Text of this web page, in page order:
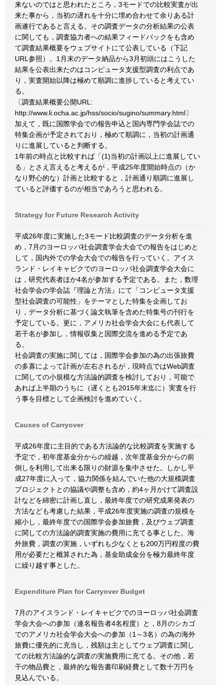
来ないのではと思われたところ，3モードでの比較実査が出
来た事から，当初の遅れを十分に埋め合わせて余りある計
画遂行であると言える。その調査データの分析結果の公表
に関しても，調査協力者への結果フィードバックをも含め
て調査結果概要をウェブサイトにて公表している（下記
URL参照）。1月末のデータ納品から3月初頭にはこうした
結果を公表出来たのはコンピュータ支援型調査の利点であ
り，実査開始以降は極めて順調に進捗していると考えてい
る。
〔調査結果概要公開URL:
http://www.li.ocha.ac.jp/hss/socio/sugino/summary.html〕
加えて，既に国際学会での報告申込と国内専門学会誌での
特集企画が予定されており，極めて順調に，当初の計画通
りに進展していると判断する。
1年前の時点と比較すれば「(1)当初の計画以上に進展してい
る」とさえ言えると考えるが，平成25年度開始時点の（か
なり野心的な）計画と比較すると，計画通り順調に進展し
ていると評価するのが相当であろうと思われる。
Strategy for Future Research Activity
平成26年度に実施した3モード比較調査のデータ分析を進
め，7月のヨーロッパ社会調査学会大会での報告をはじめと
して，国内外での学会大会での報告を行っていく。アイス
ランド・レイキャビクでのヨーロッパ社会調査学会大会に
は，研究代表者ほか4名が参加する予定である。また，数理
社会学会の学会誌『理論と方法』にて「コンピュータ支援
型社会調査の可能性」をテーマとした特集を企画してお
り，データ分析に基づく論文執筆を含めた特集号の刊行を
予定している。更に，アメリカ社会学会大会にも代表して
若干名が参加し，情報収集と国際交流を進める予定であ
る。
社会調査の実施に関しては，国際学会参加の為の出張旅費
の多寡によって計画が左右されるが，現時点ではWeb調査
に関しての小規模な方法論的調査を検討しており，可能で
あれば上半期のうちに（遅くとも2015年末迄に）実査を行
う事を目標として企画検討を進めていく。
Causes of Carryover
平成26年度に主目的である方法論的な比較調査を実施する
予定で，初年度基金分からの繰越，次年度基金分からの前
倒しを利用して出来る限りの財源を集中させた。しかし平
成27年度に入って，協力関係を結んでいた他の大規模調査
プロジェクトとの協議や調整も含め，約4ヶ月かけて調査設
計などを綿密に計画し直し，最終年度での研究成果発表の
方法なども考慮した結果，平成26年度実施の調査の規模を
縮小し，最終年度での国際学会参加旅費，及びウェブ調査
に関しての方法論的調査実施の費用に充てる事とした。海
外旅費，調査の実施，いずれも少なくとも200万円程度の費
用が必要だと概算された為，基金助成金分を極力最終年度
に繰り越す事とした。
Expenditure Plan for Carryover Budget
7月のアイスランド・レイキャビクでのヨーロッパ社会調査
学会大会への参加（連名報告者4名程度）と，8月のシカゴ
でのアメリカ社会学会大会への参加（1～3名）の為の海外
旅費に優先的に充当し，残額は主としてウェブ調査に関し
ての比較方法論的な調査の実施費用に充てる。その他，若
干の物品費と，最終的な報告書印刷経費として数十万円を
見込んでいる。